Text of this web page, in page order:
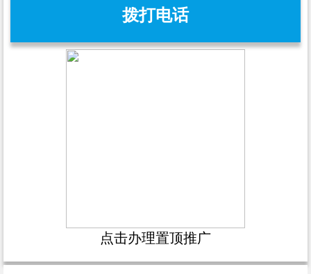
拨打电话
点击办理置顶推广